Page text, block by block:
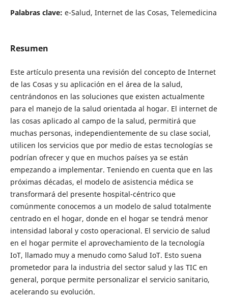
Palabras clave: e-Salud, Internet de las Cosas, Telemedicina
Resumen
Este artículo presenta una revisión del concepto de Internet
de las Cosas y su aplicación en el área de la salud,
centrándonos en las soluciones que existen actualmente
para el manejo de la salud orientada al hogar. El internet de
las cosas aplicado al campo de la salud, permitirá que
muchas personas, independientemente de su clase social,
utilicen los servicios que por medio de estas tecnologías se
podrían ofrecer y que en muchos países ya se están
empezando a implementar. Teniendo en cuenta que en las
próximas décadas, el modelo de asistencia médica se
transformará del presente hospital-céntrico que
comúnmente conocemos a un modelo de salud totalmente
centrado en el hogar, donde en el hogar se tendrá menor
intensidad laboral y costo operacional. El servicio de salud
en el hogar permite el aprovechamiento de la tecnología
IoT, llamado muy a menudo como Salud IoT. Esto suena
prometedor para la industria del sector salud y las TIC en
general, porque permite personalizar el servicio sanitario,
acelerando su evolución.